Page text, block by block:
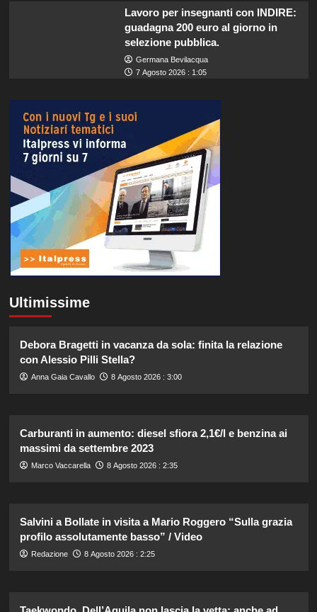
Lavoro per insegnanti con INDIRE:
guadagna 200 euro al giorno in
selezione pubblica.
Germana Bevilacqua
7 Agosto 2026 : 1:05
Ultimissime
Debora Bragetti in vacanza da sola: finita la relazione
con Alessio Pilli Stella?
Anna Gaia Cavallo 8 Agosto 2026 : 3:00
Carburanti in aumento: diesel sfiora 2,1€/l e benzina ai
massimi da settembre 2023
Marco Vaccarella 8 Agosto 2026 : 2:35
Salvini a Bollate in visita a Mario Roggero “Sulla grazia
profilo assolutamente basso” / Video
Redazione 8 Agosto 2026 : 2:25